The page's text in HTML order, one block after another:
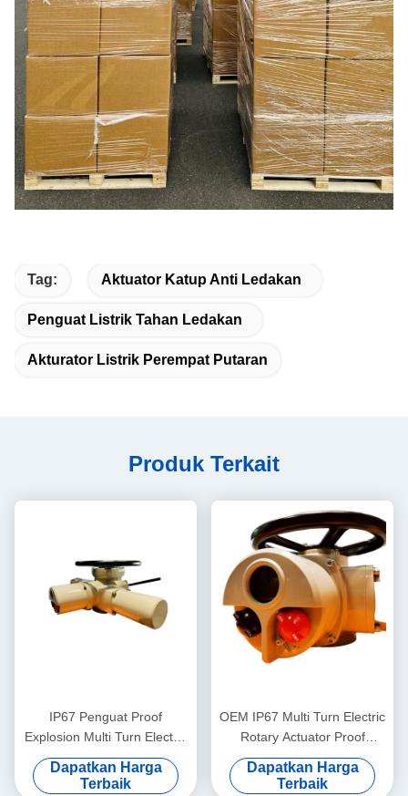
Tag: Aktuator Katup Anti Ledakan
Penguat Listrik Tahan Ledakan
Akturator Listrik Perempat Putaran
Produk Terkait
IP67 Penguat Proof
Explosion Multi Turn Electric
Actuator Dengan
Perlindungan Termal
Dapatkan Harga
Terbaik
OEM IP67 Multi Turn Electric
Rotary Actuator Proof
150N.M
Dapatkan Harga
Terbaik